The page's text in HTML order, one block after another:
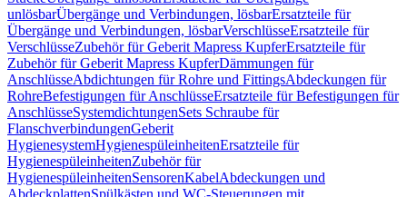
unlösbarÜbergänge und Verbindungen, lösbarErsatzteile für
Übergänge und Verbindungen, lösbarVerschlüsseErsatzteile für
VerschlüsseZubehör für Geberit Mapress KupferErsatzteile für
Zubehör für Geberit Mapress KupferDämmungen für
AnschlüsseAbdichtungen für Rohre und FittingsAbdeckungen für
RohreBefestigungen für AnschlüsseErsatzteile für Befestigungen für
AnschlüsseSystemdichtungenSets Schraube für
FlanschverbindungenGeberit
HygienesystemHygienespüleinheitenErsatzteile für
HygienespüleinheitenZubehör für
HygienespüleinheitenSensorenKabelAbdeckungen und
AbdeckplattenSpülkästen und WC-Steuerungen mit